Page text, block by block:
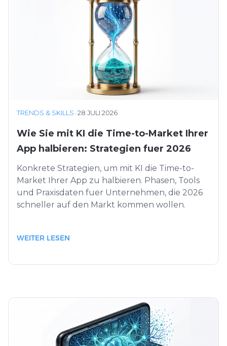
TRENDS & SKILLS ·28 JULI 2026
Wie Sie mit KI die Time-to-Market Ihrer
App halbieren: Strategien fuer 2026
Konkrete Strategien, um mit KI die Time-to-
Market Ihrer App zu halbieren. Phasen, Tools
und Praxisdaten fuer Unternehmen, die 2026
schneller auf den Markt kommen wollen.
WEITER LESEN